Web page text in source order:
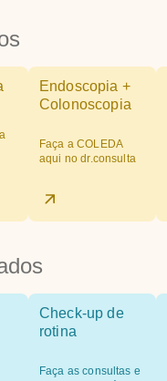
Endoscopia +
Colonoscopia
Faça a COLEDA
aqui no dr.consulta
Check-up de
rotina
Faça as consultas e